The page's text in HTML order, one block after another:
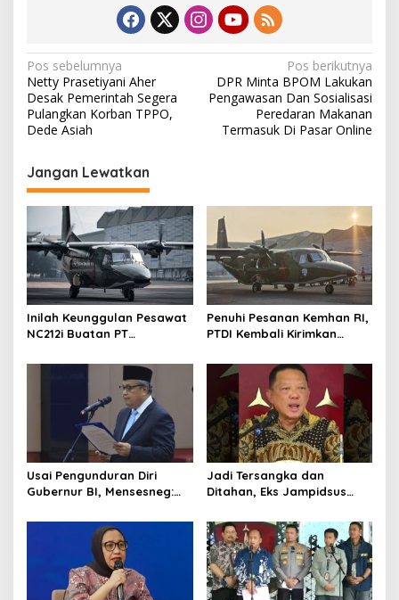
N
a
v
g
a
i
p
o
s
Pos sebelumnya
Netty Prasetiyani Aher
Desak Pemerintah Segera
Pulangkan Korban TPPO,
Dede Asiah
Pos berikutnya
DPR Minta BPOM Lakukan
Pengawasan Dan Sosialisasi
Peredaran Makanan
Termasuk Di Pasar Online
Jangan Lewatkan
Inilah Keunggulan Pesawat
NC212i Buatan PT
Dukung Berbagai Operasi
Penuhi Pesanan Kemhan RI,
PTDI Kembali Kirimkan
Pangkalan TNI AU
Usai Pengunduran Diri
Gubernur BI, Mensesneg:
Pemberhentian dengan
Jadi Tersangka dan
Ditahan, Eks Jampidsus
Kriminalisasi